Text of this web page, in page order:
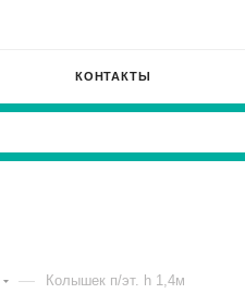
КОНТАКТЫ
— Колышек п/эт. h 1,4м